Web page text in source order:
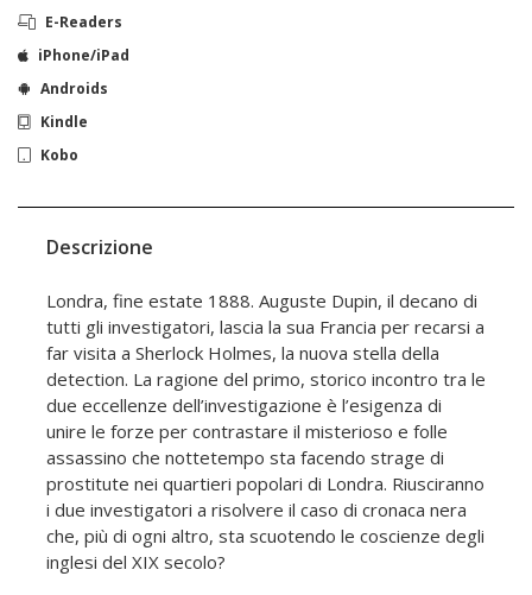
E-Readers
iPhone/iPad
Androids
Kindle
Kobo
Descrizione
Londra, fine estate 1888. Auguste Dupin, il decano di
tutti gli investigatori, lascia la sua Francia per recarsi a
far visita a Sherlock Holmes, la nuova stella della
detection. La ragione del primo, storico incontro tra le
due eccellenze dell’investigazione è l’esigenza di
unire le forze per contrastare il misterioso e folle
assassino che nottetempo sta facendo strage di
prostitute nei quartieri popolari di Londra. Riusciranno
i due investigatori a risolvere il caso di cronaca nera
che, più di ogni altro, sta scuotendo le coscienze degli
inglesi del XIX secolo?